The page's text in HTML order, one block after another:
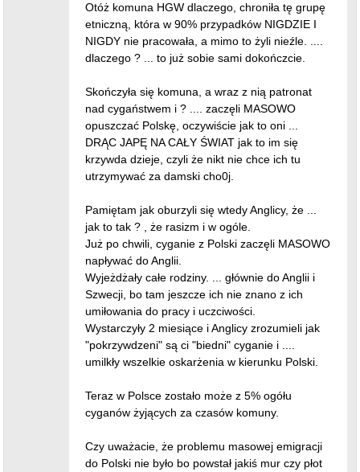
Otóż komuna HGW dlaczego, chroniła tę grupę
etniczną, która w 90% przypadków NIGDZIE I
NIGDY nie pracowała, a mimo to żyli nieźle. ....
dlaczego ? ... to już sobie sami dokończcie.
Skończyła się komuna, a wraz z nią patronat
nad cygaństwem i ? .... zaczęli MASOWO
opuszczać Polskę, oczywiście jak to oni ...
DRĄC JAPĘ NA CAŁY ŚWIAT jak to im się
krzywda dzieje, czyli że nikt nie chce ich tu
utrzymywać za damski cho0j.
Pamiętam jak oburzyli się wtedy Anglicy, że ...
jak to tak ? , że rasizm i w ogóle.
Już po chwili, cyganie z Polski zaczęli MASOWO
napływać do Anglii.
Wyjeżdżały całe rodziny. ... głównie do Anglii i
Szwecji, bo tam jeszcze ich nie znano z ich
umiłowania do pracy i uczciwości.
Wystarczyły 2 miesiące i Anglicy zrozumieli jak
"pokrzywdzeni" są ci "biedni" cyganie i ....
umilkły wszelkie oskarżenia w kierunku Polski.
Teraz w Polsce zostało może z 5% ogółu
cyganów żyjących za czasów komuny.
Czy uważacie, że problemu masowej emigracji
do Polski nie było bo powstał jakiś mur czy płot